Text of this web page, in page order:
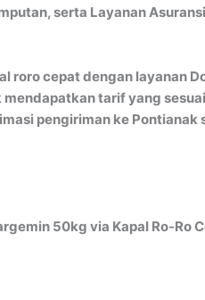
serta Layanan
roro cepat dengan layanan
tarif yang
pengiriman ke Pontianak
50kg via Kapal Ro-Ro